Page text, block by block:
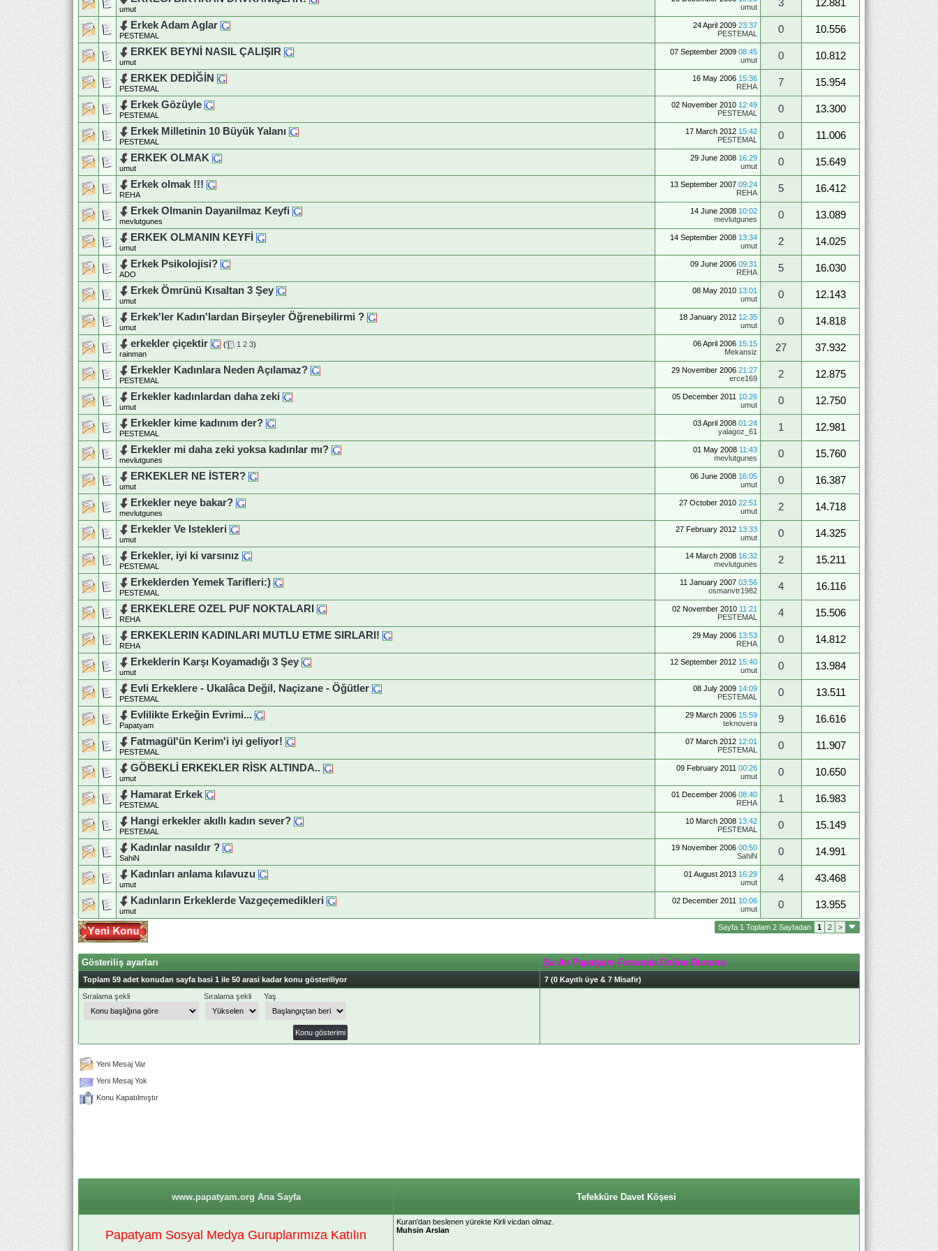
umut
umut
3
12.881
Erkek Adam Aglar
PESTEMAL
24 April 2009 23:37
PESTEMAL
0
10.556
ERKEK BEYNİ NASIL ÇALIŞIR
umut
07 September 2009 08:45
umut
0
10.812
ERKEK DEDİĞİN
PESTEMAL
16 May 2006 15:36
REHA
7
15.954
Erkek Gözüyle
PESTEMAL
02 November 2010 12:49
PESTEMAL
0
13.300
Erkek Milletinin 10 Büyük Yalanı
PESTEMAL
17 March 2012 15:42
PESTEMAL
0
11.006
ERKEK OLMAK
umut
29 June 2008 16:29
umut
0
15.649
Erkek olmak !!!
REHA
13 September 2007 09:24
REHA
5
16.412
Erkek Olmanin Dayanilmaz Keyfi
mevlutgunes
14 June 2008 10:02
mevlutgunes
0
13.089
ERKEK OLMANIN KEYFİ
umut
14 September 2008 13:34
umut
2
14.025
Erkek Psikolojisi?
ADO
09 June 2006 09:31
REHA
5
16.030
Erkek Ömrünü Kısaltan 3 Şey
umut
08 May 2010 13:01
umut
0
12.143
Erkek'ler Kadın'lardan Birşeyler Öğrenebilirmi ?
umut
18 January 2012 12:35
umut
0
14.818
erkekler çiçektir
( 1 2 3)
rainman
06 April 2006 15:15
Mekansiz
27
37.932
Erkekler Kadınlara Neden Açılamaz?
PESTEMAL
29 November 2006 21:27
erce169
2
12.875
Erkekler kadınlardan daha zeki
umut
05 December 2011 10:26
umut
0
12.750
Erkekler kime kadınım der?
PESTEMAL
03 April 2008 01:24
yalagoz_61
1
12.981
Erkekler mi daha zeki yoksa kadınlar mı?
mevlutgunes
01 May 2008 11:43
mevlutgunes
0
15.760
ERKEKLER NE İSTER?
umut
06 June 2008 16:05
umut
0
16.387
Erkekler neye bakar?
mevlutgunes
27 October 2010 22:51
umut
2
14.718
Erkekler Ve Istekleri
umut
27 February 2012 13:33
umut
0
14.325
Erkekler, iyi ki varsınız
PESTEMAL
14 March 2008 16:32
mevlutgunes
2
15.211
Erkeklerden Yemek Tarifleri:)
PESTEMAL
11 January 2007 03:56
osmanvtr1982
4
16.116
ERKEKLERE OZEL PUF NOKTALARI
REHA
02 November 2010 11:21
PESTEMAL
4
15.506
ERKEKLERIN KADINLARI MUTLU ETME SIRLARI!
REHA
29 May 2006 13:53
REHA
0
14.812
Erkeklerin Karşı Koyamadığı 3 Şey
umut
12 September 2012 15:40
umut
0
13.984
Evli Erkeklere - Ukalâca Değil, Naçizane - Öğütler
PESTEMAL
08 July 2009 14:09
PESTEMAL
0
13.511
Evlilikte Erkeğin Evrimi...
Papatyam
29 March 2006 15:59
teknovera
9
16.616
Fatmagül'ün Kerim'i iyi geliyor!
PESTEMAL
07 March 2012 12:01
PESTEMAL
0
11.907
GÖBEKLİ ERKEKLER RİSK ALTINDA..
umut
09 February 2011 00:26
umut
0
10.650
Hamarat Erkek
PESTEMAL
01 December 2006 08:40
REHA
1
16.983
Hangi erkekler akıllı kadın sever?
PESTEMAL
10 March 2008 13:42
PESTEMAL
0
15.149
Kadınlar nasıldır ?
SahiN
19 November 2006 00:50
SahiN
0
14.991
Kadınları anlama kılavuzu
umut
01 August 2013 16:29
umut
4
43.468
Kadınların Erkeklerde Vazgeçemedikleri
umut
02 December 2011 10:06
umut
0 13.955
Sayfa 1 Toplam 2 Sayfadan 1 2 >
Gösteriliş ayarları Şu An Papatyam Forumda Online Durumu
Toplam 59 adet konudan sayfa basi 1 ile 50 arasi kadar konu gösteriliyor
7 (0 Kayıtlı üye & 7 Misafir)
Sıralama şekli
Sıralama şekli Yaş
Yeni Mesaj Var
Yeni Mesaj Yok
Konu Kapatılmıştır
www.papatyam.org Ana Sayfa Tefekküre Davet Köşesi
Papatyam Sosyal Medya Guruplarımıza Katılın
Kuran'dan beslenen yürekte Kirli vicdan olmaz.
Muhsin Arslan